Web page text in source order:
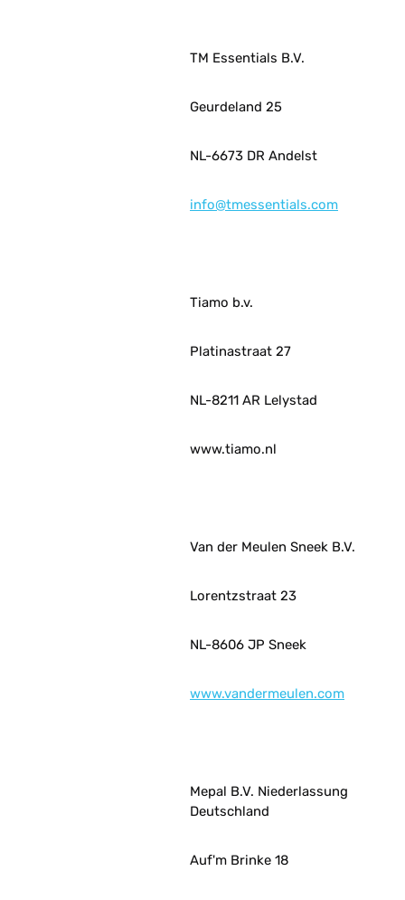
TM Essentials B.V.
Geurdeland 25
NL-6673 DR Andelst
info@tmessentials.com
Tiamo b.v.
Platinastraat 27
NL-8211 AR Lelystad
www.tiamo.nl
Van der Meulen Sneek B.V.
Lorentzstraat 23
NL-8606 JP Sneek
www.vandermeulen.com
Mepal B.V. Niederlassung
Deutschland
Auf'm Brinke 18